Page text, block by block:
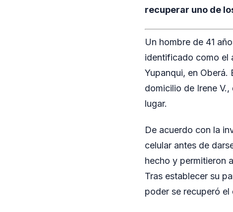
recuperar uno de
Un hombre de 41
identificado como el
Yupanqui, en Oberá.
domicilio de Irene
lugar.
De acuerdo con la
celular antes de
hecho y permitieron
Tras establecer su
poder se recuperó el